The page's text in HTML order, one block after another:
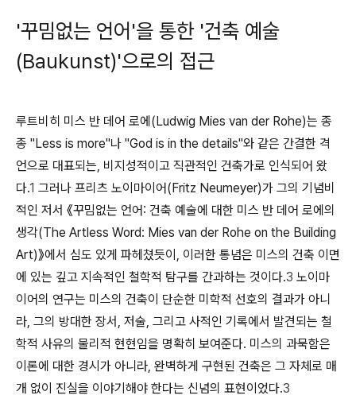
'꾸밈없는 언어'을 통한 '건축 예술
(Baukunst)'으로의 접근
루트비히 미스 반 데어 로에(Ludwig Mies van der Rohe)는 종
종 "Less is more"나 "God is in the details"와 같은 간결한 격
언으로 대표되는, 비지성적이고 직관적인 건축가로 인식되어 왔
다.1 그러나 프리츠 노이마이어(Fritz Neumeyer)가 그의 기념비
적인 저서 《꾸밈없는 언어: 건축 예술에 대한 미스 반 데어 로에의
생각(The Artless Word: Mies van der Rohe on the Building
Art)》에서 심도 있게 파헤쳤듯이, 이러한 통념은 미스의 건축 이면
에 있는 깊고 지속적인 철학적 탐구를 간과하는 것이다.3 노이마
이어의 연구는 미스의 건축이 단순한 미학적 선호의 결과가 아니
라, 그의 방대한 장서, 저술, 그리고 사적인 기록에서 발견되는 철
학적 사유의 물리적 현현임을 명확히 보여준다. 미스의 과묵함은
이론에 대한 경시가 아니라, 완벽하게 구현된 건축은 그 자체로 매
개 없이 진실을 이야기해야 한다는 신념의 표현이었다.3